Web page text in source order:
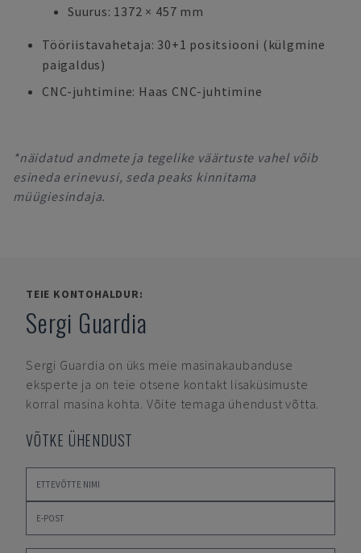
Suurus: 1372 × 457 mm
Tööriistavahetaja: 30+1 positsiooni (külgmine
paigaldus)
CNC-juhtimine: Haas CNC-juhtimine
*näidatud andmete ja tegelike väärtuste vahel võib
esineda erinevusi, seda peaks kinnitama
müügiesindaja.
TEIE KONTOHALDUR:
Sergi Guardia
Sergi Guardia on üks meie masinakaubanduse
eksperte ja on teie otsene kontakt lisaküsimuste
korral masina kohta. Võite temaga ühendust võtta.
VÕTKE ÜHENDUST